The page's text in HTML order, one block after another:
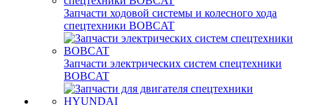
Запчасти ходовой системы и колесного хода
спецтехники BOBCAT
Запчасти электрических систем спецтехники
BOBCAT